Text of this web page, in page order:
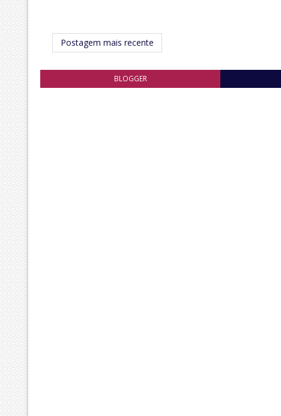
Postagem mais recente
BLOGGER